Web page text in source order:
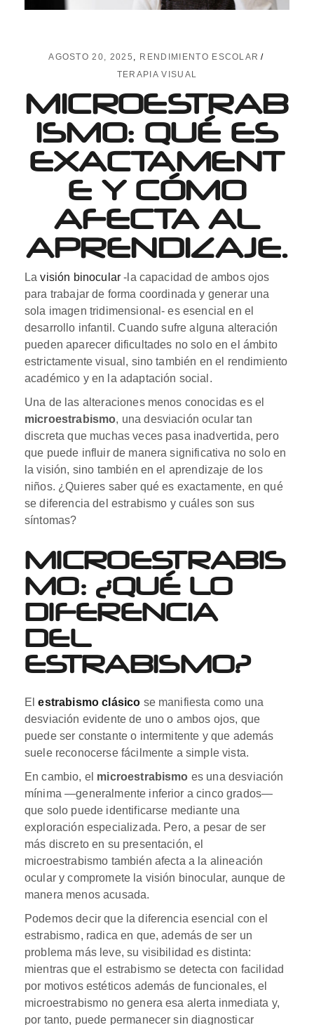
AGOSTO 20, 2025
RENDIMIENTO ESCOLAR
TERAPIA VISUAL
MICROESTRAB
ISMO: QUÉ ES
EXACTAMENT
E Y CÓMO
AFECTA AL
APRENDIZAJE.
Lavisión binocular -la capacidad de ambos ojos
para trabajar de forma coordinada y generar una
sola imagen tridimensional- es esencial en el
desarrollo infantil. Cuando sufre alguna alteración
pueden aparecer dificultades no solo en el ámbito
estrictamente visual, sino también en el rendimiento
académico y en la adaptación social.
Una de las alteraciones menos conocidas es el
microestrabismo, una desviación ocular tan
discreta que muchas veces pasa inadvertida, pero
que puede influir de manera significativa no solo en
la visión, sino también en el aprendizaje de los
niños. ¿Quieres saber qué es exactamente, en qué
se diferencia del estrabismo y cuáles son sus
síntomas?
MICROESTRABIS
MO: ¿QUÉ LO
DIFERENCIA
DEL
ESTRABISMO?
Elestrabismo clásico se manifiesta como una
desviación evidente de uno o ambos ojos, que
puede ser constante o intermitente y que además
suele reconocerse fácilmente a simple vista.
En cambio, el microestrabismo es una desviación
mínima —generalmente inferior a cinco grados—
que solo puede identificarse mediante una
exploración especializada. Pero, a pesar de ser
más discreto en su presentación, el
microestrabismo también afecta a la alineación
ocular y compromete la visión binocular, aunque de
manera menos acusada.
Podemos decir que la diferencia esencial con el
estrabismo, radica en que, además de ser un
problema más leve, su visibilidad es distinta:
mientras que el estrabismo se detecta con facilidad
por motivos estéticos además de funcionales, el
microestrabismo no genera esa alerta inmediata y,
por tanto, puede permanecer sin diagnosticar